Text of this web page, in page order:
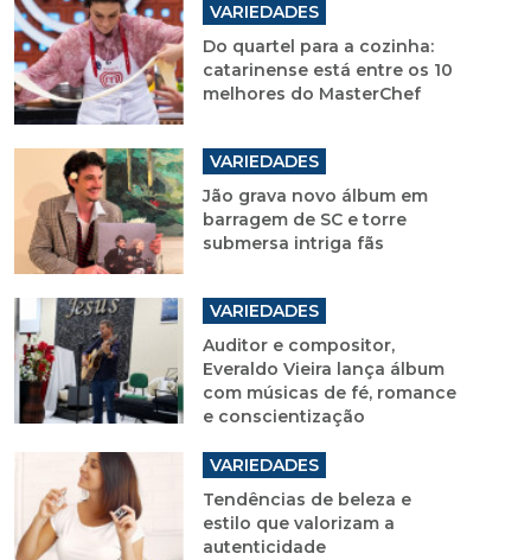
VARIEDADES
Do quartel para a cozinha:
catarinense está entre os 10
melhores do MasterChef
VARIEDADES
Jão grava novo álbum em
barragem de SC e torre
submersa intriga fãs
VARIEDADES
Auditor e compositor,
Everaldo Vieira lança álbum
com músicas de fé, romance
e conscientização
VARIEDADES
Tendências de beleza e
estilo que valorizam a
autenticidade